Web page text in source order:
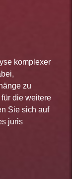
komplexer
zu
die weitere
Sie sich auf
juris